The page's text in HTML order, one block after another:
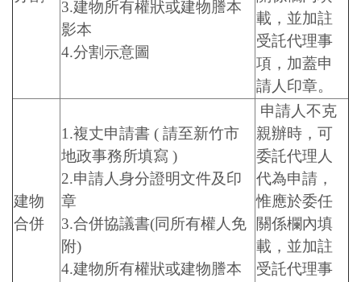
3.建物所有權狀或建物謄本
影本
4.分割示意圖
載，並加註
受託代理事
項，加蓋申
請人印章。
建物
合併
1.複丈申請書 ( 請至新竹市
地政事務所填寫 )
2.申請人身分證明文件及印
章
3.合併協議書(同所有權人免
附)
4.建物所有權狀或建物謄本
申請人不克
親辦時，可
委託代理人
代為申請，
惟應於委任
關係欄內填
載，並加註
受託代理事